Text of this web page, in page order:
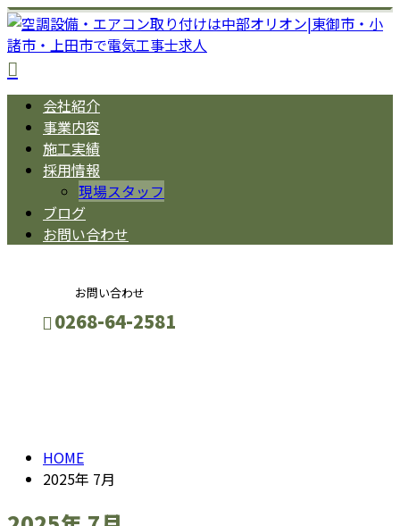
会社紹介
事業内容
施工実績
採用情報
現場スタッフ
ブログ
お問い合わせ
お問い合わせ
0268-64-2581
HOME
2025年 7月